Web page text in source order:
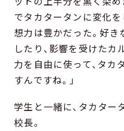
でタカタータンに変化を
想力は豊かだった。好
したり、影響を受けたカ
力を自由に使って、タカ
すんですね。」
学生と一緒に、タカター
校長。